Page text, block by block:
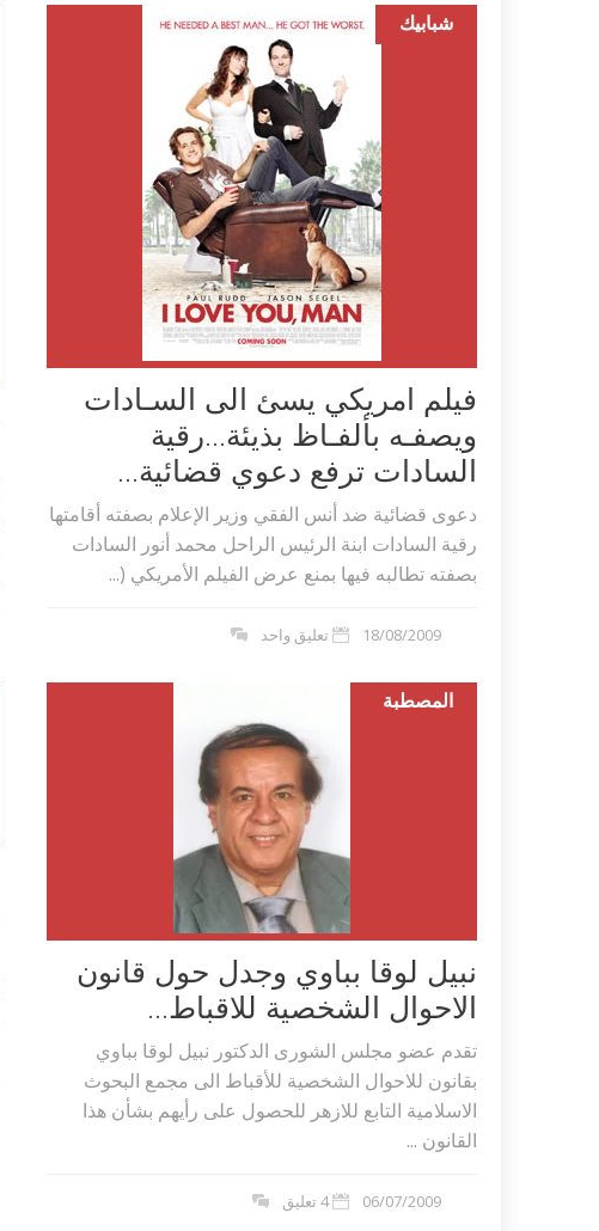
شبابيك
‬فيلم امريكي يسئ الى السـادات
ويصفـه بألفـاظ بذيئة…رقية
السادات ترفع دعوي قضائية...
دعوى قضائية ضد أنس الفقي وزير الإعلام بصفته‮ ‬أقامتها
رقية السادات ابنة الرئيس الراحل محمد أنور السادات
بصفته تطالبه فيها بمنع عرض الفيلم الأمريكي‮ ‬(...
18/08/2009 تعليق واحد
المصطبة
نبيل لوقا بباوي وجدل حول قانون
الاحوال الشخصية للاقباط...
تقدم عضو مجلس الشورى الدكتور نبيل لوقا بباوي
بقانون للاحوال الشخصية للأقباط الى مجمع البحوث
الاسلامية التابع للازهر للحصول على رأيهم بشأن هذا
القانون ...
06/07/2009 4 تعليق
طريقة تحضير حلاوة المولد النبوي مع
وصفات بالفيديو والصور...
اكلات عيد الاضحى 2023 وصفات طبخ